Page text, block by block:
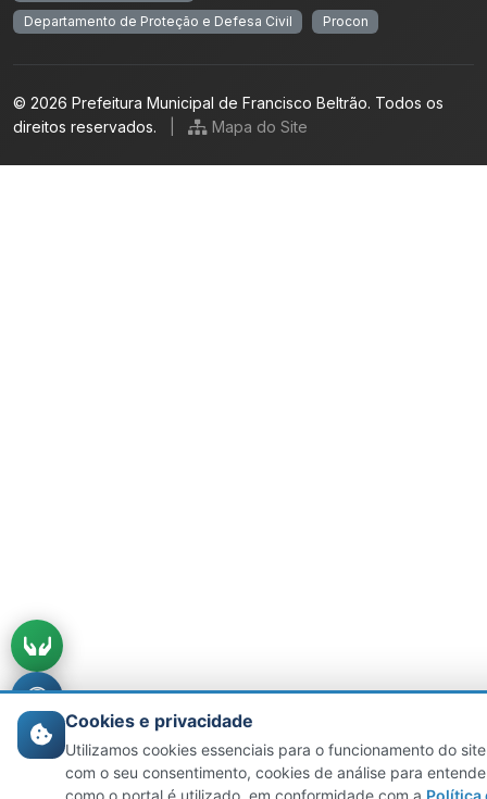
Departamento de Proteção e Defesa Civil
Procon
© 2026 Prefeitura Municipal de Francisco Beltrão. Todos os
direitos reservados.
Mapa do Site
Cookies e privacidade
Utilizamos cookies essenciais para o funcionamento do
com o seu consentimento, cookies de análise para
como o portal é utilizado, em conformidade com a Política